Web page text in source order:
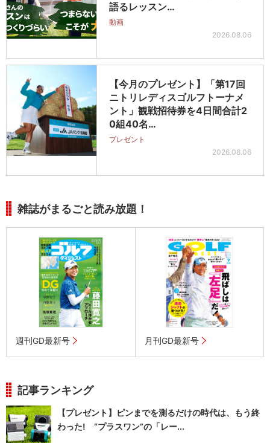
語るレッスン…
動画
2026.08.06
【今月のプレゼント】「第17回
ニトリレディスゴルフトーナメ
ント」観戦招待券を4日間合計2
0組40名…
プレゼント
2026.08.06
雑誌がまるごと読み放題！
週刊GD最新号 月刊GD最新号
記事ランキング
【プレゼント】ピンまでを測るだけの時代は、もう終
わった! “プラスワン”の「レー...